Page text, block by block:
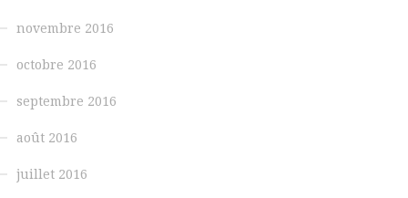
novembre 2016
octobre 2016
septembre 2016
août 2016
juillet 2016